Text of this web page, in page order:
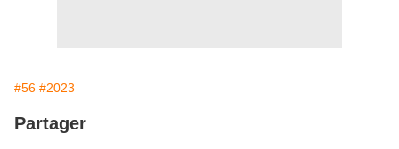
#56 #2023
Partager